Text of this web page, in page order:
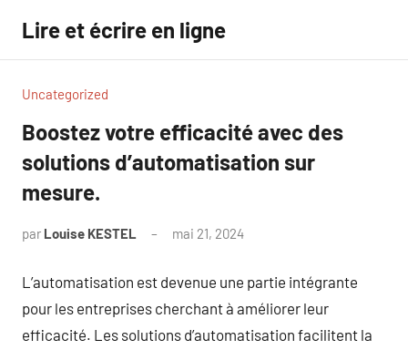
contenu
Lire et écrire en ligne
Uncategorized
Boostez votre efficacité avec des
solutions d’automatisation sur
mesure.
par Louise KESTEL mai 21, 2024
L’automatisation est devenue une partie intégrante
pour les entreprises cherchant à améliorer leur
efficacité. Les solutions d’automatisation facilitent la